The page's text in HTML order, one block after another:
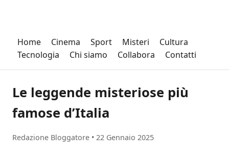
Home Cinema Sport Misteri
Cultura
Tecnologia
Chi siamo Collabora Contatti
Le leggende misteriose più
famose d’Italia
Redazione Bloggatore • 22 Gennaio 2025